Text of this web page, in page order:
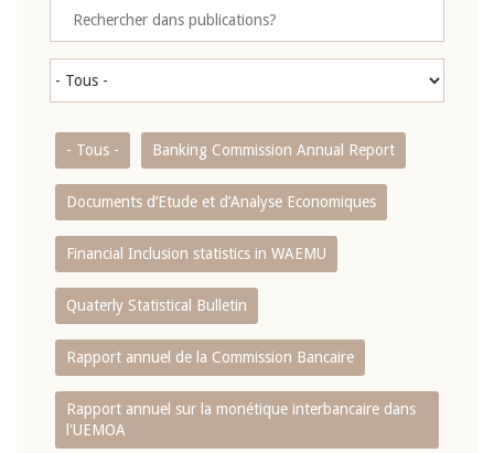
- Tous - Banking Commission Annual Report
Documents d’Etude et d’Analyse Economiques
Financial Inclusion statistics in WAEMU
Quaterly Statistical Bulletin
Rapport annuel de la Commission Bancaire
Rapport annuel sur la monétique interbancaire dans
l'UEMOA